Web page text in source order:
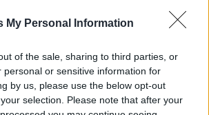
My Personal Information
of the sale, sharing to third parties, or
personal or sensitive information for
by us, please use the below opt-out
selection. Please note that after your
αιχμαλώτουςπολέμου
χάσουν τη ζωή τουλάχιστον
Βρετανούς αιχμαλώτους.